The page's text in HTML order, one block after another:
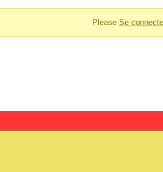
Please Se